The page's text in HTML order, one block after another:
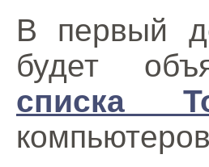
В первый
будет
списка